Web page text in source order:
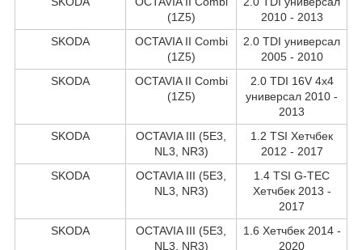
(1Z5)
2010 - 2013
SKODA
OCTAVIA II Combi
(1Z5)
2.0 TDI универсал
2005 - 2010
SKODA
OCTAVIA II Combi
(1Z5)
2.0 TDI 16V 4x4
универсал 2010 -
2013
SKODA
OCTAVIA III (5E3,
NL3, NR3)
1.2 TSI Хетчбек
2012 - 2017
SKODA
OCTAVIA III (5E3,
NL3, NR3)
1.4 TSI G-TEC
Хетчбек 2013 -
2017
SKODA
OCTAVIA III (5E3,
NL3, NR3)
1.6 Хетчбек 2014 -
2020